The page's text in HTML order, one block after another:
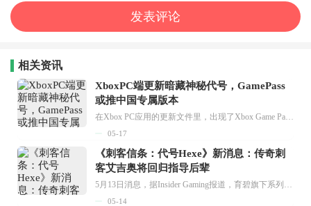
相关资讯
XboxPC端更新暗藏神秘代号，GamePass
或推中国专属版本
在Xbox PC应用的更新文件里，出现了Xbox Game Pass服务或许会拓展到中国市场的相关线索。有内部人士表示，代码中提到了一个叫“Saluki”的项目，这个项目和订阅服务在国内市场的适配工作有关。...
05-17
《刺客信条：代号Hexe》新消息：传奇刺
客艾吉奥将回归指导后辈
5月13日消息，据Insider Gaming报道，育碧旗下系列新作《刺客信条：代号Hexe》正处于开发阶段，而传奇主角艾吉奥·奥迪托雷将在这部作品中回归。此消息的来源是曾精准爆料《孤岛惊魂》等作品的泄密者Rogue。...
05-14